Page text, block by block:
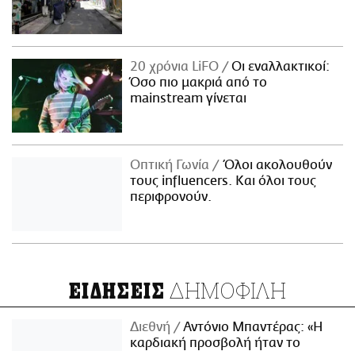
20 χρόνια LiFO
Οι εναλλακτικοί:
Όσο πιο μακριά από το
mainstream γίνεται
Οπτική Γωνία
Όλοι ακολουθούν
τους influencers. Και όλοι τους
περιφρονούν.
ΕΙΔΗΣΕΙΣ ΔΗΜΟΦΙΛΗ
Διεθνή
Αντόνιο Μπαντέρας: «Η
καρδιακή προσβολή ήταν το